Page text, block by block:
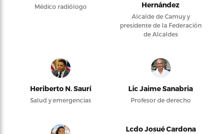
Médico radiólogo
Hernández
Alcalde de Camuy y
presidente de la Federación
de Alcaldes
Heriberto N. Saurí
Salud y emergencias
Lic Jaime Sanabria
Profesor de derecho
Lcdo Josué Cardona